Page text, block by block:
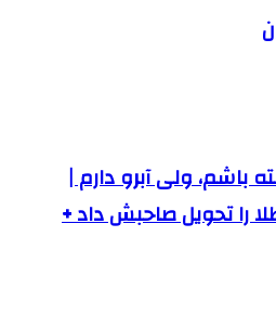
باشم، ولی آبرو دارم |
را تحویل صاحبش داد +